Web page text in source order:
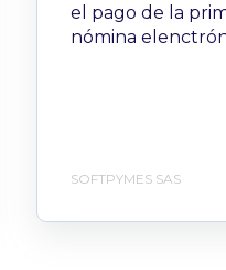
el pago de la
nómina
SOFTPYMES SAS